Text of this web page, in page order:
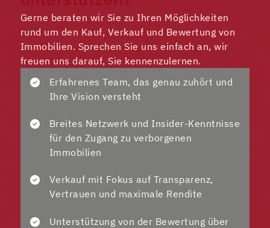
Gerne beraten wir Sie zu Ihren Möglichkeiten
rund um den Kauf, Verkauf und Bewertung von
Immobilien. Sprechen Sie uns einfach an, wir
freuen uns darauf, Sie kennenzulernen.
Erfahrenes Team, das genau zuhört und
Ihre Vision versteht
Breites Netzwerk und Insider-Kenntnisse
für den Zugang zu verborgenen
Immobilien
Verkauf mit Fokus auf Transparenz,
Vertrauen und maximale Rendite
Unterstützung von der Bewertung über